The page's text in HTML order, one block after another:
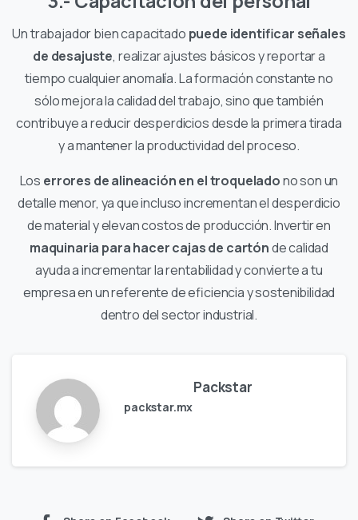
Un trabajador bien capacitado puede identificar señales
de desajuste, realizar ajustes básicos y reportar a
tiempo cualquier anomalía. La formación constante no
sólo mejora la calidad del trabajo, sino que también
contribuye a reducir desperdicios desde la primera tirada
y a mantener la productividad del proceso.
Los errores de alineación en el troqueladono son un
detalle menor, ya que incluso incrementan el desperdicio
de material y elevan costos de producción. Invertir en
maquinaria para hacer cajas de cartónde calidad
ayuda a incrementar la rentabilidad y convierte a tu
empresa en un referente de eficiencia y sostenibilidad
dentro del sector industrial.
Packstar
packstar.mx